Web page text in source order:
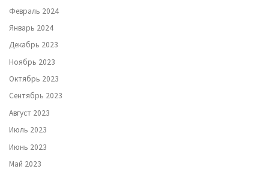
Февраль 2024
Январь 2024
Декабрь 2023
Ноябрь 2023
Октябрь 2023
Сентябрь 2023
Август 2023
Июль 2023
Июнь 2023
Май 2023